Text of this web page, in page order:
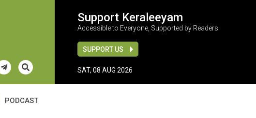
Support Keraleeyam
Accessible to Everyone, Supported by Readers
SUPPORT US
SAT, 08 AUG 2026
PODCAST